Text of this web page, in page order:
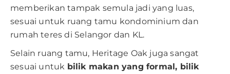
memberikan tampak semula jadi yang luas,
sesuai untuk ruang tamu kondominium dan
rumah teres di Selangor dan KL.
Selain ruang tamu, Heritage Oak juga sangat
sesuai untuk bilik makan yang formal, bilik